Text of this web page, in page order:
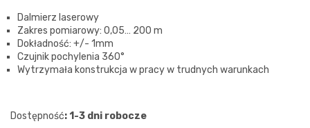
Dalmierz laserowy
Zakres pomiarowy: 0,05… 200 m
Dokładność: +/- 1mm
Czujnik pochylenia 360°
Wytrzymała konstrukcja w pracy w trudnych warunkach
Dostępność: 1-3 dni robocze